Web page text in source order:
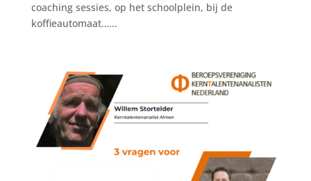
coaching sessies, op het schoolplein, bij de
koffieautomaat…...